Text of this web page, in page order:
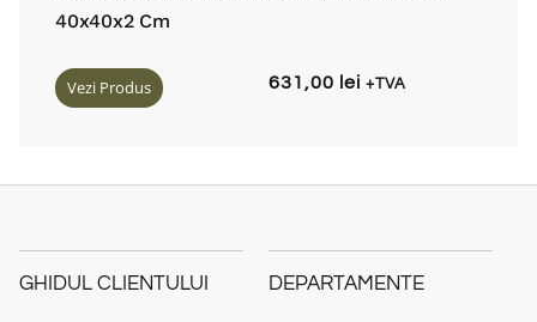
40x40x2 Cm
Vezi Produs 631,00 lei +TVA
GHIDUL CLIENTULUI DEPARTAMENTE